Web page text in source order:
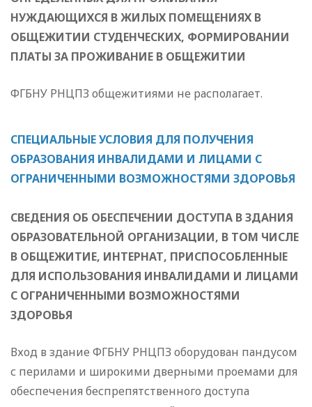
НУЖДАЮЩИХСЯ В ЖИЛЫХ ПОМЕЩЕНИЯХ В
ОБЩЕЖИТИИ СТУДЕНЧЕСКИХ, ФОРМИРОВАНИИ
ПЛАТЫ ЗА ПРОЖИВАНИЕ В ОБЩЕЖИТИИ
ФГБНУ РНЦПЗ общежитиями не располагает.
СПЕЦИАЛЬНЫЕ УСЛОВИЯ ДЛЯ ПОЛУЧЕНИЯ
ОБРАЗОВАНИЯ ИНВАЛИДАМИ И ЛИЦАМИ С
ОГРАНИЧЕННЫМИ ВОЗМОЖНОСТЯМИ ЗДОРОВЬЯ
СВЕДЕНИЯ ОБ ОБЕСПЕЧЕНИИ ДОСТУПА В ЗДАНИЯ
ОБРАЗОВАТЕЛЬНОЙ ОРГАНИЗАЦИИ, В ТОМ ЧИСЛЕ
В ОБЩЕЖИТИЕ, ИНТЕРНАТ, ПРИСПОСОБЛЕННЫЕ
ДЛЯ ИСПОЛЬЗОВАНИЯ ИНВАЛИДАМИ И ЛИЦАМИ
С ОГРАНИЧЕННЫМИ ВОЗМОЖНОСТЯМИ
ЗДОРОВЬЯ
Вход в здание ФГБНУ РНЦПЗ оборудован пандусом
с перилами и широкими дверными проемами для
обеспечения беспрепятственного доступа